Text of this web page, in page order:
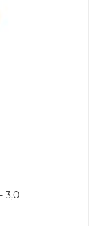
3,0